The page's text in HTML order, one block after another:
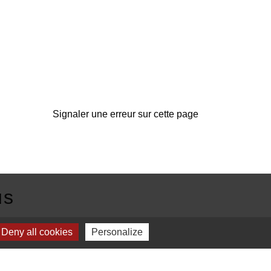
Signaler une erreur sur cette page
Deny all cookies Personalize